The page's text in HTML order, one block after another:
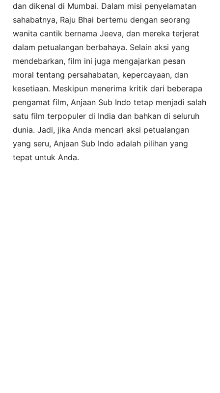
dan dikenal di Mumbai. Dalam misi penyelamatan
sahabatnya, Raju Bhai bertemu dengan seorang
wanita cantik bernama Jeeva, dan mereka terjerat
dalam petualangan berbahaya. Selain aksi yang
mendebarkan, film ini juga mengajarkan pesan
moral tentang persahabatan, kepercayaan, dan
kesetiaan. Meskipun menerima kritik dari beberapa
pengamat film, Anjaan Sub Indo tetap menjadi salah
satu film terpopuler di India dan bahkan di seluruh
dunia. Jadi, jika Anda mencari aksi petualangan
yang seru, Anjaan Sub Indo adalah pilihan yang
tepat untuk Anda.